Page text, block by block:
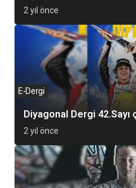
2 yıl önce
Diyagonal Dergi 42.Sayı
E-Dergi
2 yıl önce